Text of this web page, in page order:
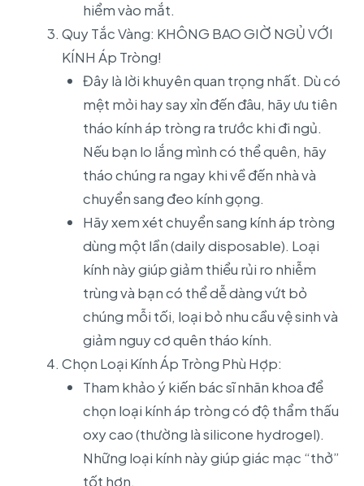
hiểm vào mắt.
Quy Tắc Vàng: KHÔNG BAO GIỜ NGỦ VỚI
KÍNH Áp Tròng!
Đây là lời khuyên quan trọng nhất. Dù có
mệt mỏi hay say xỉn đến đâu, hãy ưu tiên
tháo kính áp tròng ra trước khi đi ngủ.
Nếu bạn lo lắng mình có thể quên, hãy
tháo chúng ra ngay khi về đến nhà và
chuyển sang đeo kính gọng.
Hãy xem xét chuyển sang kính áp tròng
dùng một lần (daily disposable). Loại
kính này giúp giảm thiểu rủi ro nhiễm
trùng và bạn có thể dễ dàng vứt bỏ
chúng mỗi tối, loại bỏ nhu cầu vệ sinh và
giảm nguy cơ quên tháo kính.
Chọn Loại Kính Áp Tròng Phù Hợp:
Tham khảo ý kiến bác sĩ nhãn khoa để
chọn loại kính áp tròng có độ thẩm thấu
oxy cao (thường là silicone hydrogel).
Những loại kính này giúp giác mạc “thở”
tốt hơn.